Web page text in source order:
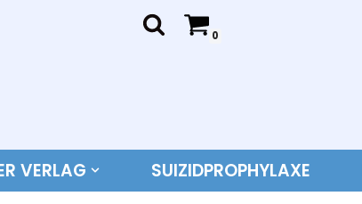
0
VERLAG SUIZIDPROPHYLAXE